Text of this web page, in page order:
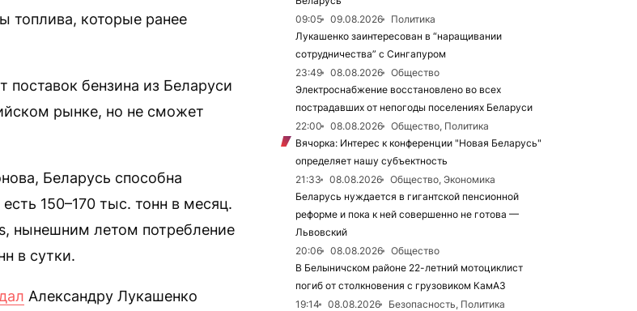
которые ранее
бензина из Беларуси
рынке, но не сможет
Беларусь способна
150–170 тыс. тонн в месяц.
нынешним летом потребление
в сутки.
Александру Лукашенко
09:05
09.08.2026
Политика
Лукашенко заинтересован в “наращивании
сотрудничества” с Сингапуром
23:49
08.08.2026
Общество
Электроснабжение восстановлено во всех
пострадавших от непогоды поселениях Беларуси
22:00
08.08.2026
Общество, Политика
Вячорка: Интерес к конференции "Новая Беларусь"
определяет нашу субъектность
21:33
08.08.2026
Общество, Экономика
Беларусь нуждается в гигантской пенсионной
реформе и пока к ней совершенно не готова —
Львовский
20:06
08.08.2026
Общество
В Белыничском районе 22-летний мотоциклист
погиб от столкновения с грузовиком КамАЗ
19:14
08.08.2026
Безопасность, Политика